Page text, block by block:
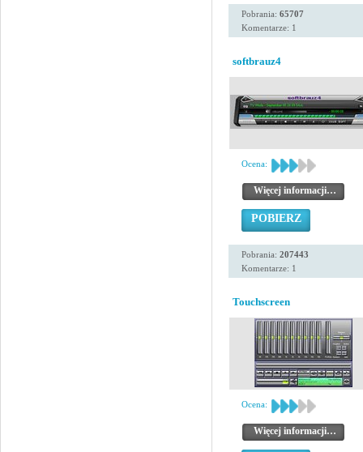
Pobrania: 65707
Komentarze: 1
softbrauz4
Ocena:
Więcej informacji…
POBIERZ
Pobrania: 207443
Komentarze: 1
Touchscreen
Ocena:
Więcej informacji…